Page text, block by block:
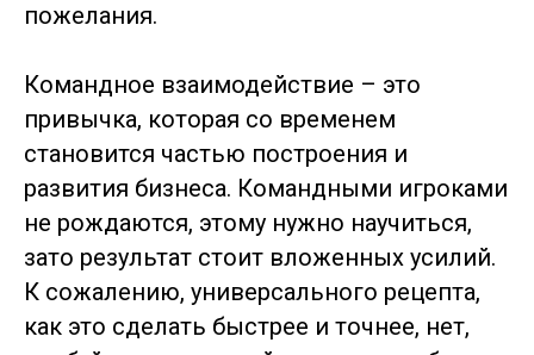
пожелания.
Командное взаимодействие – это
привычка, которая со временем
становится частью построения и
развития бизнеса. Командными игроками
не рождаются, этому нужно научиться,
зато результат стоит вложенных усилий.
К сожалению, универсального рецепта,
как это сделать быстрее и точнее, нет,